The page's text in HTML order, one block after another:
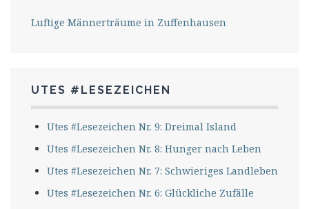
Luftige Männerträume in Zuffenhausen
UTES #LESEZEICHEN
Utes #Lesezeichen Nr. 9: Dreimal Island
Utes #Lesezeichen Nr. 8: Hunger nach Leben
Utes #Lesezeichen Nr. 7: Schwieriges Landleben
Utes #Lesezeichen Nr. 6: Glückliche Zufälle